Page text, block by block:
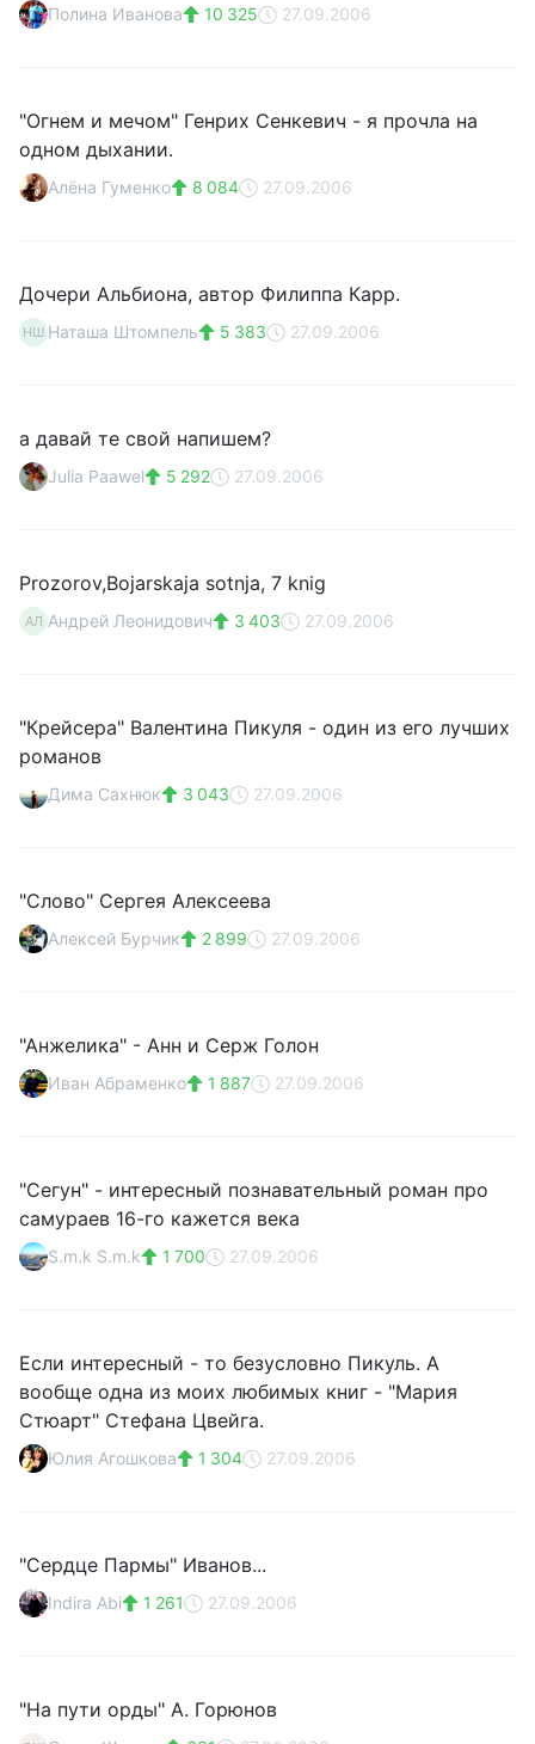
Полина Иванова 10 325 27.09.2006
"Огнем и мечом" Генрих Сенкевич - я прочла на
одном дыхании.
Алёна Гуменко 8 084 27.09.2006
Дочери Альбиона, автор Филиппа Карр.
НШ Наташа Штомпель 5 383 27.09.2006
а давай те свой напишем?
Julia Paawel 5 292 27.09.2006
Prozorov,Bojarskaja sotnja, 7 knig
АЛ Андрей Леонидович 3 403 27.09.2006
"Крейсера" Валентина Пикуля - один из его лучших
романов
Дима Сахнюк 3 043 27.09.2006
"Слово" Сергея Алексеева
Алексей Бурчик 2 899 27.09.2006
"Анжелика" - Анн и Серж Голон
Иван Абраменко 1 887 27.09.2006
"Сегун" - интересный познавательный роман про
самураев 16-го кажется века
S.m.k S.m.k 1 700 27.09.2006
Если интересный - то безусловно Пикуль. А
вообще одна из моих любимых книг - "Мария
Стюарт" Стефана Цвейга.
Юлия Агошкова 1 304 27.09.2006
"Сердце Пармы" Иванов...
Indira Abi 1 261 27.09.2006
"На пути орды" А. Горюнов